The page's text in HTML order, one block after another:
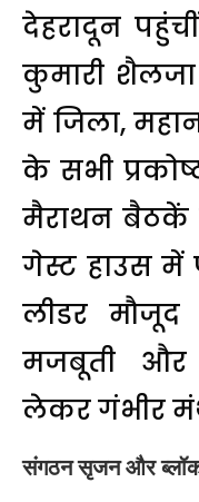
देहरादून
कुमारी
में जिला,
के सभी
मैराथन बैठकें
गेस्ट हाउस में
लीडर
मजबूती और
लेकर गंभीर
संगठन सृजन और ब्लॉक